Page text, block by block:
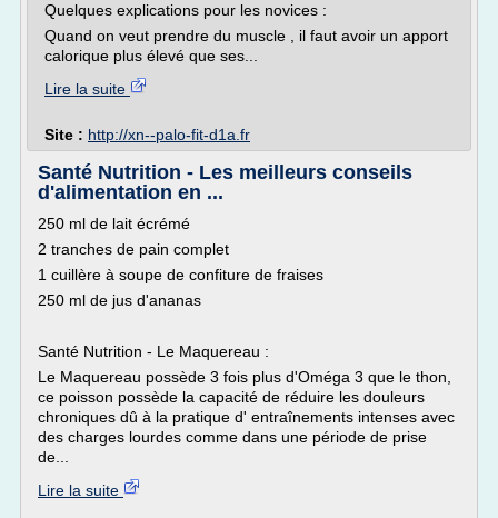
Quelques explications pour les novices :
Quand on veut prendre du muscle , il faut avoir un apport
calorique plus élevé que ses...
Lire la suite
Site : http://xn--palo-fit-d1a.fr
Santé Nutrition - Les meilleurs conseils
d'alimentation en ...
250 ml de lait écrémé
2 tranches de pain complet
1 cuillère à soupe de confiture de fraises
250 ml de jus d'ananas
Santé Nutrition - Le Maquereau :
Le Maquereau possède 3 fois plus d'Oméga 3 que le thon,
ce poisson possède la capacité de réduire les douleurs
chroniques dû à la pratique d' entraînements intenses avec
des charges lourdes comme dans une période de prise
de...
Lire la suite